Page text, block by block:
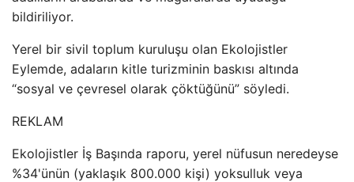
bildiriliyor.
Yerel bir sivil toplum kuruluşu olan Ekolojistler
Eylemde, adaların kitle turizminin baskısı altında
“sosyal ve çevresel olarak çöktüğünü” söyledi.
REKLAM
Ekolojistler İş Başında raporu, yerel nüfusun neredeyse
%34'ünün (yaklaşık 800.000 kişi) yoksulluk veya